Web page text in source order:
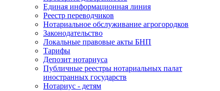
Единая информационная линия
Реестр переводчиков
Нотариальное обслуживание агрогородков
Законодательство
Локальные правовые акты БНП
Тарифы
Депозит нотариуса
Публичные реестры нотариальных палат
иностранных государств
Нотариус - детям